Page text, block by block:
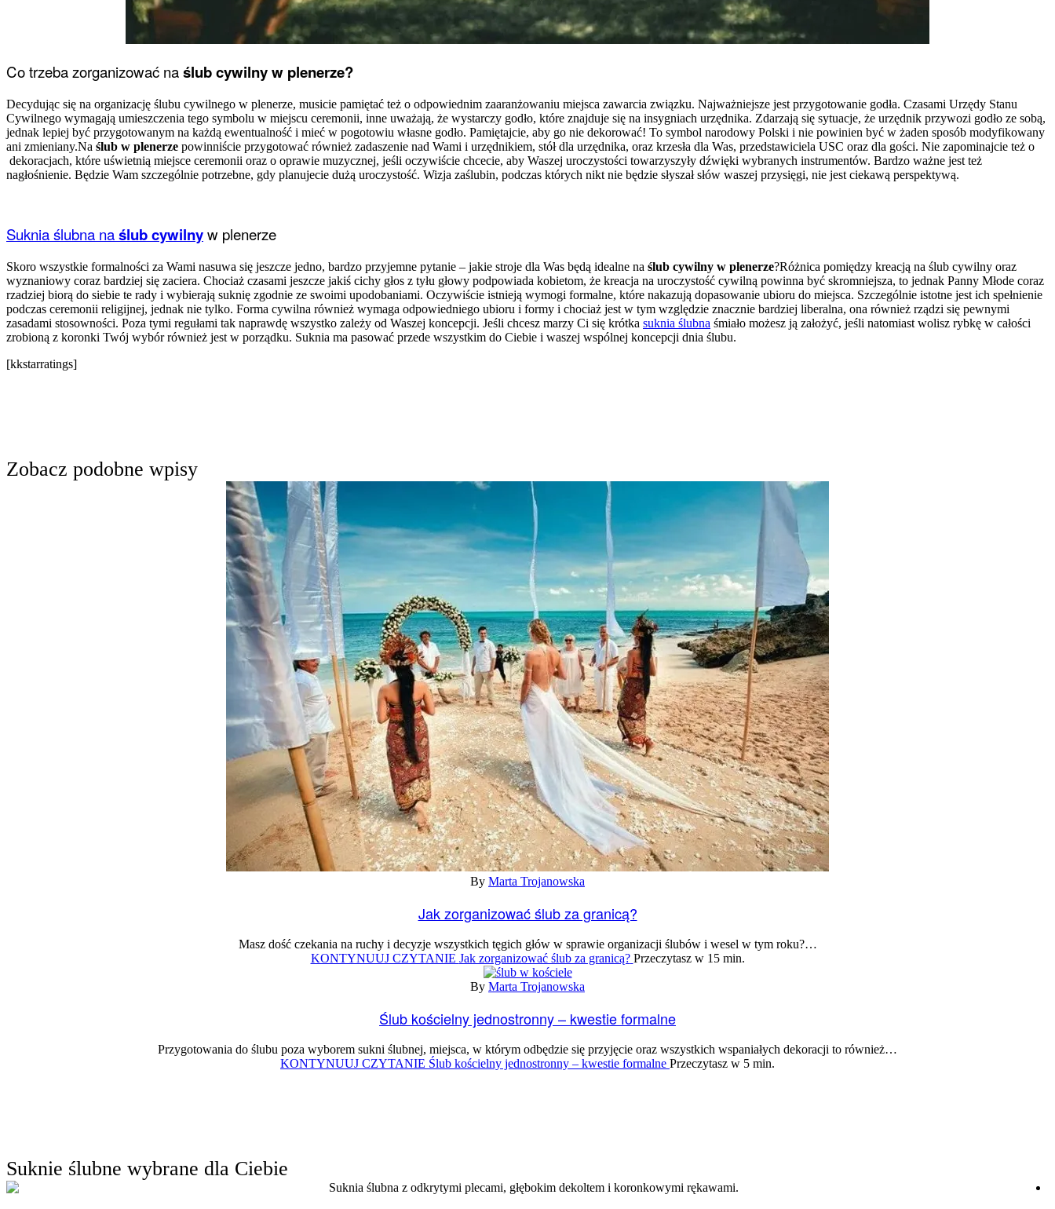
Co trzeba zorganizować naślub cywilny w plenerze?
Decydując się na organizację ślubu cywilnego w plenerze, musicie pamiętać też o odpowiednim zaaranżowaniu miejsca zawarcia związku. Najważniejsze jest przygotowanie godła. Czasami Urzędy Stanu
Cywilnego wymagają umieszczenia tego symbolu w miejscu ceremonii, inne uważają, że wystarczy godło, które znajduje się na insygniach urzędnika. Zdarzają się sytuacje, że urzędnik przywozi godło ze sobą,
jednak lepiej być przygotowanym na każdą ewentualność i mieć w pogotowiu własne godło. Pamiętajcie, aby go nie dekorować! To symbol narodowy Polski i nie powinien być w żaden sposób modyfikowany
ani zmieniany.Na ślub w plenerze powinniście przygotować również zadaszenie nad Wami i urzędnikiem, stół dla urzędnika, oraz krzesła dla Was, przedstawiciela USC oraz dla gości. Nie zapominajcie też o
dekoracjach, które uświetnią miejsce ceremonii oraz o oprawie muzycznej, jeśli oczywiście chcecie, aby Waszej uroczystości towarzyszyły dźwięki wybranych instrumentów. Bardzo ważne jest też
nagłośnienie. Będzie Wam szczególnie potrzebne, gdy planujecie dużą uroczystość. Wizja zaślubin, podczas których nikt nie będzie słyszał słów waszej przysięgi, nie jest ciekawą perspektywą.
Suknia ślubna naślub cywilnyw plenerze
Skoro wszystkie formalności za Wami nasuwa się jeszcze jedno, bardzo przyjemne pytanie – jakie stroje dla Was będą idealne na ślub cywilny w plenerze?Różnica pomiędzy kreacją na ślub cywilny oraz
wyznaniowy coraz bardziej się zaciera. Chociaż czasami jeszcze jakiś cichy głos z tyłu głowy podpowiada kobietom, że kreacja na uroczystość cywilną powinna być skromniejsza, to jednak Panny Młode coraz
rzadziej biorą do siebie te rady i wybierają suknię zgodnie ze swoimi upodobaniami. Oczywiście istnieją wymogi formalne, które nakazują dopasowanie ubioru do miejsca. Szczególnie istotne jest ich spełnienie
podczas ceremonii religijnej, jednak nie tylko. Forma cywilna również wymaga odpowiedniego ubioru i formy i chociaż jest w tym względzie znacznie bardziej liberalna, ona również rządzi się pewnymi
zasadami stosowności. Poza tymi regułami tak naprawdę wszystko zależy od Waszej koncepcji. Jeśli chcesz marzy Ci się krótka suknia ślubna śmiało możesz ją założyć, jeśli natomiast wolisz rybkę w całości
zrobioną z koronki Twój wybór również jest w porządku. Suknia ma pasować przede wszystkim do Ciebie i waszej wspólnej koncepcji dnia ślubu.
[kkstarratings]
Zobacz podobne wpisy
By Marta Trojanowska
Jak zorganizować ślub za granicą?
Masz dość czekania na ruchy i decyzje wszystkich tęgich głów w sprawie organizacji ślubów i wesel w tym roku?…
KONTYNUUJ CZYTANIE Jak zorganizować ślub za granicą? Przeczytasz w 15 min.
By Marta Trojanowska
Ślub kościelny jednostronny – kwestie formalne
Przygotowania do ślubu poza wyborem sukni ślubnej, miejsca, w którym odbędzie się przyjęcie oraz wszystkich wspaniałych dekoracji to również…
KONTYNUUJ CZYTANIE Ślub kościelny jednostronny – kwestie formalne Przeczytasz w 5 min.
Suknie ślubne wybrane dla Ciebie